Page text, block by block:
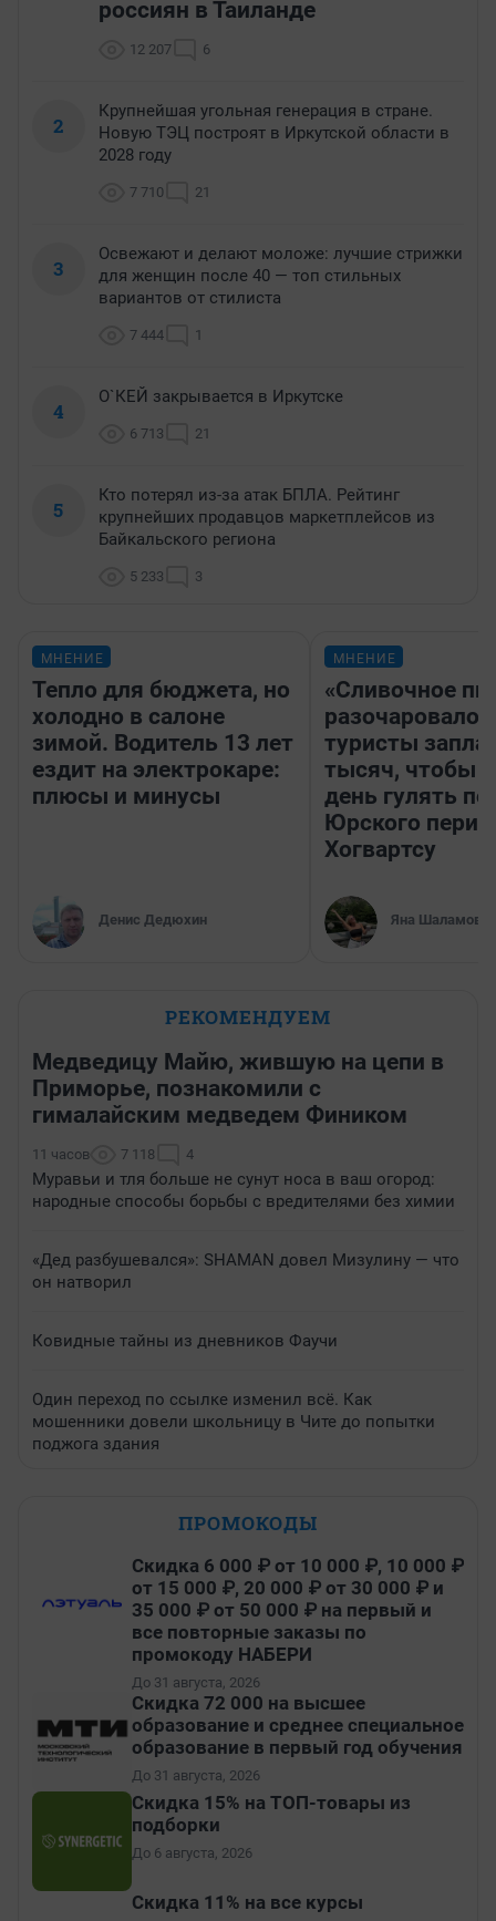
россиян в Таиланде
12 207 6
2
Крупнейшая угольная генерация в стране.
Новую ТЭЦ построят в Иркутской области в
2028 году
7 710 21
3
Освежают и делают моложе: лучшие стрижки
для женщин после 40 — топ стильных
вариантов от стилиста
7 444 1
4
О`КЕЙ закрывается в Иркутске
6 713 21
5
Кто потерял из-за атак БПЛА. Рейтинг
крупнейших продавцов маркетплейсов из
Байкальского региона
5 233 3
МНЕНИЕ
Тепло для бюджета, но
холодно в салоне
зимой. Водитель 13 лет
ездит на электрокаре:
плюсы и минусы
Денис Дедюхин
МНЕНИЕ
«Сливочное
разочаровало»:
туристы
тысяч, чтобы
день гулять по
Юрского
Хогвартсу
Яна Шаламова
РЕКОМЕНДУЕМ
Медведицу Майю, жившую на цепи в
Приморье, познакомили с
гималайским медведем Фиником
11 часов 7 118 4
Муравьи и тля больше не сунут носа в ваш огород:
народные способы борьбы с вредителями без химии
«Дед разбушевался»: SHAMAN довел Мизулину — что
он натворил
Ковидные тайны из дневников Фаучи
Один переход по ссылке изменил всё. Как
мошенники довели школьницу в Чите до попытки
поджога здания
ПРОМОКОДЫ
Скидка 6 000 ₽ от 10 000 ₽, 10 000 ₽
от 15 000 ₽, 20 000 ₽ от 30 000 ₽ и
35 000 ₽ от 50 000 ₽ на первый и
все повторные заказы по
промокоду НАБЕРИ
До 31 августа, 2026
Скидка 72 000 на высшее
образование и среднее специальное
образование в первый год обучения
До 31 августа, 2026
Скидка 15% на ТОП-товары из
подборки
До 6 августа, 2026
Скидка 11% на все курсы